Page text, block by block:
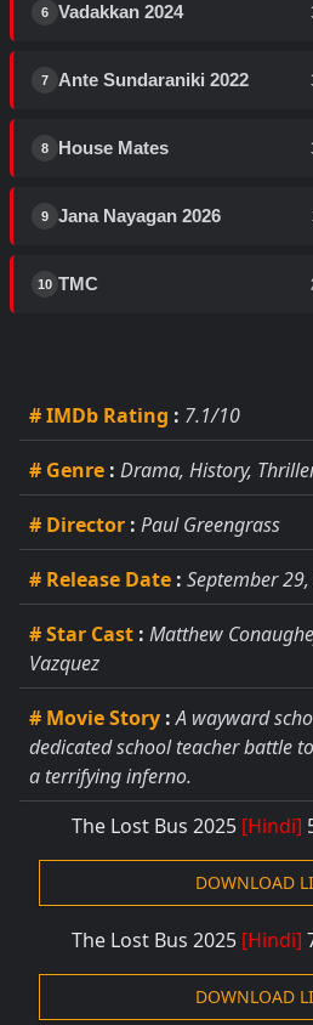
6 Vadakkan 2024
7 Ante Sundaraniki 2022
8 House Mates
9 Jana Nayagan 2026
10 TMC
# IMDb Rating : 7.1/10
# Genre : Drama, History,
# Director : Paul Greengrass
# Release Date : September
# Star Cast : Matthew
Vazquez
# Movie Story : A wayward
dedicated school teacher battle
a terrifying inferno.
The Lost Bus 2025 [Hindi]
DOWNLOAD
The Lost Bus 2025 [Hindi]
DOWNLOAD